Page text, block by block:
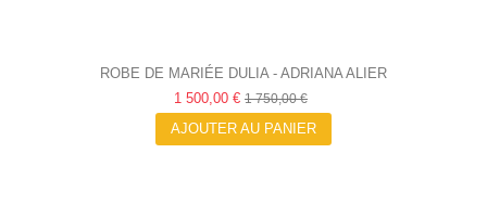
ROBE DE MARIÉE DULIA - ADRIANA ALIER
1 500,00 € 1 750,00 €
AJOUTER AU PANIER